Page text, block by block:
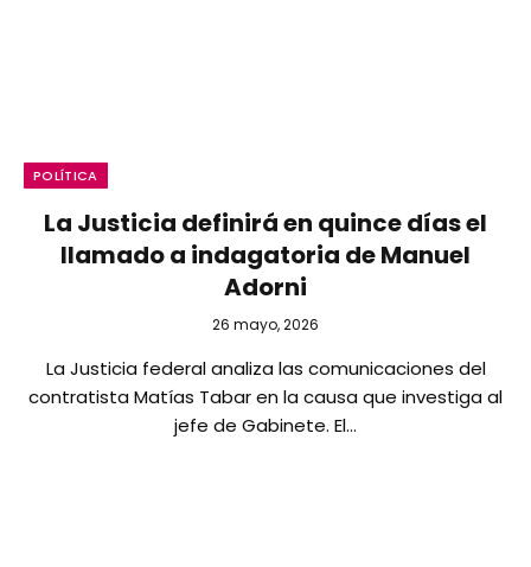
POLÍTICA
La Justicia definirá en quince días el
llamado a indagatoria de Manuel
Adorni
26 mayo, 2026
La Justicia federal analiza las comunicaciones del
contratista Matías Tabar en la causa que investiga al
jefe de Gabinete. El…